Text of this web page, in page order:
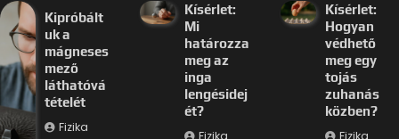
Kipróbált
uk a
mágneses
mező
láthatóvá
tételét
Fizika
Kísérlet:
Mi
határozza
meg az
inga
lengésidej
ét?
Fizika
Kísérlet:
Hogyan
védhető
meg egy
tojás
zuhanás
közben?
Fizika